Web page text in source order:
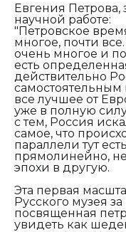
Евгения Петрова,
научной работе:
"Петровское
многое, почти
очень многое и
есть
действительно
самостоятельным
все лучшее от
уже в полную
с тем, Россия
самое, что
параллели тут
прямолинейно,
эпохи в другую.
Эта первая
Русского музея
посвященная
увидеть как